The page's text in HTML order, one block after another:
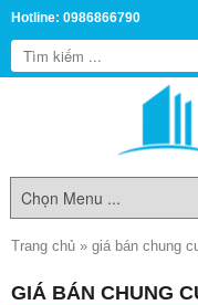
Hotline: 0986866790
Trang chủ » giá bán chung
GIÁ BÁN CHUNG